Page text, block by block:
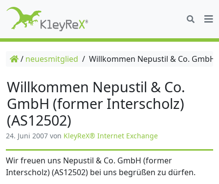
/ neuesmitglied / Willkommen Nepustil & Co.
Willkommen Nepustil & Co.
GmbH (former Interscholz)
(AS12502)
24. Juni 2007 von KleyReX® Internet Exchange
Wir freuen uns Nepustil & Co. GmbH (former
Interscholz) (AS12502) bei uns begrüßen zu dürfen.